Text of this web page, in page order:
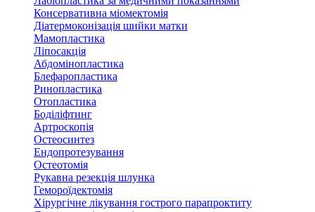
Консервативна міомектомія
Діатермоконізація шийки матки
Мамопластика
Ліпосакція
Абдомінопластика
Блефаропластика
Ринопластика
Отопластика
Боділіфтинг
Артроскопія
Остеосинтез
Ендопротезування
Остеотомія
Рукавна резекція шлунка
Гемороїдектомія
Хірургічне лікування гострого парапроктиту